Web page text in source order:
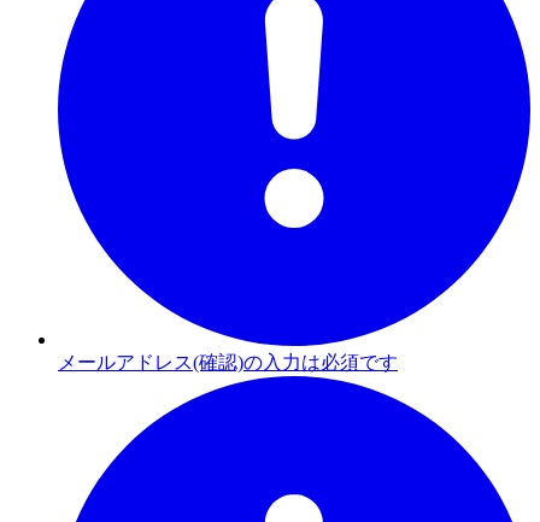
メールアドレス(確認)の入力は必須です